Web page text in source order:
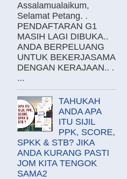
Assalamualaikum,
Selamat Petang. .
PENDAFTARAN G1
MASIH LAGI DIBUKA..
ANDA BERPELUANG
UNTUK BEKERJASAMA
DENGAN KERAJAAN.. .
...
TAHUKAH
ANDA APA
ITU SIJIL
PPK, SCORE,
SPKK & STB? JIKA
ANDA KURANG PASTI
JOM KITA TENGOK
SAMA2